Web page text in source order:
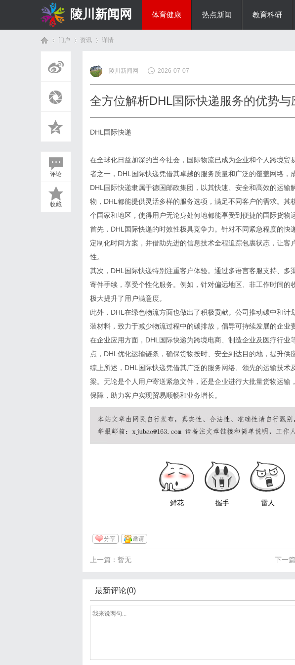
陵川新闻网 体育健康 热点新闻 教育科研
门户 资讯
›
详情
评论
收藏
陵川新闻网 2026-07-07
全方位解析DHL国际快递服务的优势与
DHL国际快递
在全球化日益加深的当今社会，国际物流已成为企业和个人跨境
者之一，DHL国际快递凭借其卓越的服务质量和广泛的覆盖网络，
DHL国际快递隶属于德国邮政集团，以其快速、安全和高效的运
物，DHL都能提供灵活多样的服务选项，满足不同客户的需求。
个国家和地区，使得用户无论身处何地都能享受到便捷的国际货物
首先，DHL国际快递的时效性极具竞争力。针对不同紧急程度的
定制化时间方案，并借助先进的信息技术全程追踪包裹状态，让
性。
其次，DHL国际快递特别注重客户体验。通过多语言客服支持、
寄件手续，享受个性化服务。例如，针对偏远地区、非工作时间的
极大提升了用户满意度。
此外，DHL在绿色物流方面也做出了积极贡献。公司推动碳中和
装材料，致力于减少物流过程中的碳排放，倡导可持续发展的企业
在企业应用方面，DHL国际快递为跨境电商、制造企业及医疗行
点，DHL优化运输链条，确保货物按时、安全到达目的地，提升供
综上所述，DHL国际快递凭借其广泛的服务网络、领先的运输技术
梁。无论是个人用户寄送紧急文件，还是企业进行大批量货物运
保障，助力客户实现贸易顺畅和业务增长。
鲜花 握手 雷人
分享 邀请
下一
上一篇：暂无
最新评论(0)